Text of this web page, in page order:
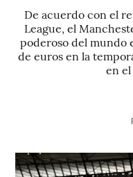
De acuerdo con el
League, el
poderoso del mundo
de euros en la
en